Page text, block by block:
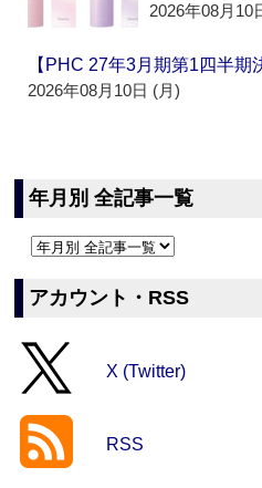
2026年08月10
【PHC 27年3月期第1四半
2026年08月10日 (月)
年月別 全記事一覧
アカウント・RSS
X (Twitter)
RSS